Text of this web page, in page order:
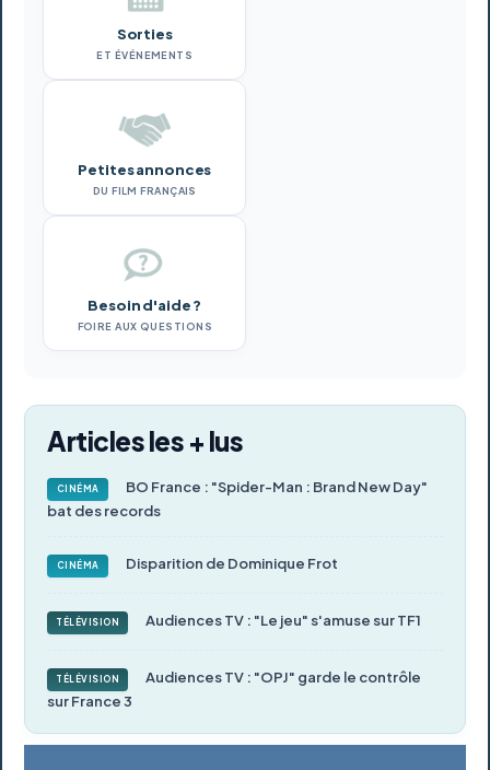
Sorties
ET ÉVÉNEMENTS
Petites annonces
DU FILM FRANÇAIS
Besoin d'aide ?
FOIRE AUX QUESTIONS
Articles les + lus
CINÉMA
BO France : "Spider-Man : Brand New Day"
bat des records
CINÉMA Disparition de Dominique Frot
TÉLÉVISION Audiences TV : "Le jeu" s'amuse sur TF1
TÉLÉVISION
Audiences TV : "OPJ" garde le contrôle
sur France 3